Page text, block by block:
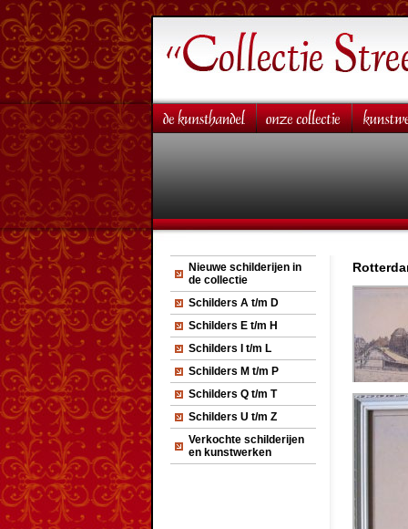
Nieuwe schilderijen in
de collectie
Schilders A t/m D
Schilders E t/m H
Schilders I t/m L
Schilders M t/m P
Schilders Q t/m T
Schilders U t/m Z
Verkochte schilderijen
en kunstwerken